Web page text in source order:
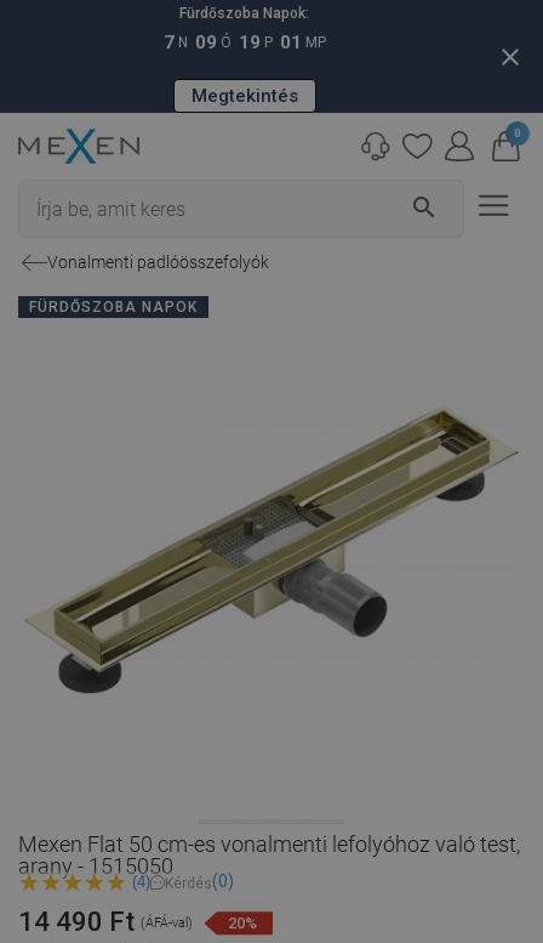
Fürdőszoba Napok:
7 N 09 Ó 19 P 00 MP
Megtekintés
close
search
0
Vonalmenti padlóösszefolyók
FÜRDŐSZOBA NAPOK
Mexen Flat 50 cm-es vonalmenti lefolyóhoz való test,
arany - 1515050
(4) Kérdés(0)
14 490 Ft (ÁFÁ-val) 20%